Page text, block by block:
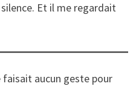
Et il me regardait
faisait aucun geste pour